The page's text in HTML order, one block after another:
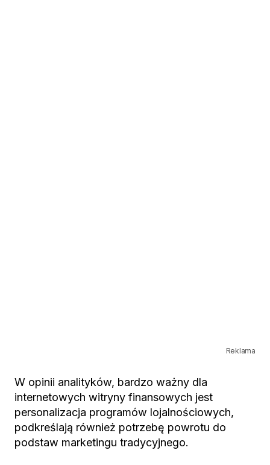
Reklama
W opinii analityków, bardzo ważny dla
internetowych witryny finansowych jest
personalizacja programów lojalnościowych,
podkreślają również potrzebę powrotu do
podstaw marketingu tradycyjnego.